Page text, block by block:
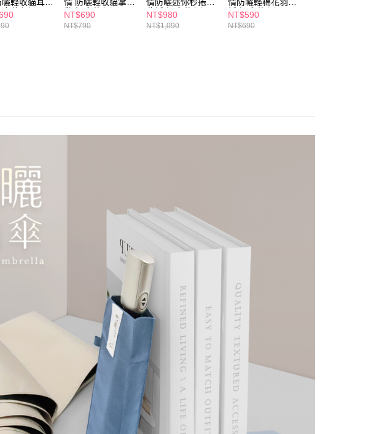
２．關於個人資料處理事宜，請瀏覽以下網址：
https://aftee.tw/terms/#terms3
３．未成年的使用者請事先徵得法定代理人或監護人之同意方可使用
輕收貓耳自
款任選
情 防曬輕收貓掌自
動傘-多款任選
NT$690
NT$790
情防曬迷你秒捲快
收折傘-多款任選
NT$980
NT$1,090
情防曬輕棉花羽毛
折傘-多款任選
NT$590
NT$690